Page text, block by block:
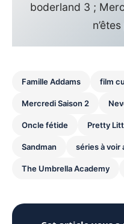
boderland 3 ;
Famille Addams film
Mercredi Saison 2
Oncle fétide Pretty
Sandman séries à voir
The Umbrella Academy